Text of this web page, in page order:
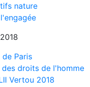
nature
Paris
droits de l'homme
Vertou 2018